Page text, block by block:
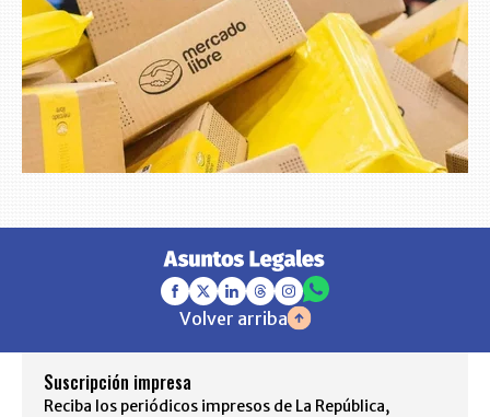
Volver arriba
Suscripción impresa
Reciba los periódicos impresos de La República,